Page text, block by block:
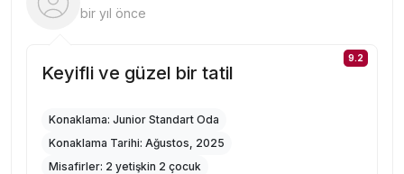
bir yıl önce
9.2
Keyifli ve güzel bir tatil
Konaklama: Junior Standart Oda
Konaklama Tarihi: Ağustos, 2025
Misafirler: 2 yetişkin 2 çocuk